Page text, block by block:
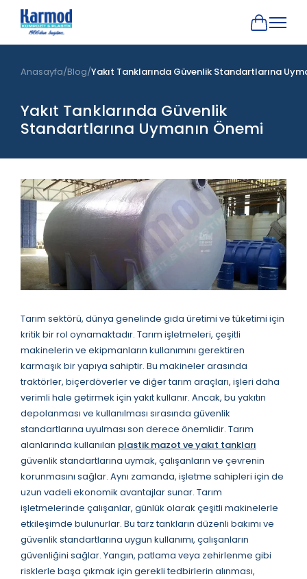
Anasayfa Blog Yakıt Tanklarında Güvenlik Standartlarına
Yakıt Tanklarında Güvenlik
Standartlarına Uymanın Önemi
Tarım sektörü, dünya genelinde gıda üretimi ve tüketimi için
kritik bir rol oynamaktadır. Tarım işletmeleri, çeşitli
makinelerin ve ekipmanların kullanımını gerektiren
karmaşık bir yapıya sahiptir. Bu makineler arasında
traktörler, biçerdöverler ve diğer tarım araçları, işleri daha
verimli hale getirmek için yakıt kullanır. Ancak, bu yakıtın
depolanması ve kullanılması sırasında güvenlik
standartlarına uyulması son derece önemlidir. Tarım
alanlarında kullanılan plastik mazot ve yakıt tankları
güvenlik standartlarına uymak, çalışanların ve çevrenin
korunmasını sağlar. Aynı zamanda, işletme sahipleri için de
uzun vadeli ekonomik avantajlar sunar. Tarım
işletmelerinde çalışanlar, günlük olarak çeşitli makinelerle
etkileşimde bulunurlar. Bu tarz tankların düzenli bakımı ve
güvenlik standartlarına uygun kullanımı, çalışanların
güvenliğini sağlar. Yangın, patlama veya zehirlenme gibi
risklerle başa çıkmak için gerekli tedbirlerin alınması,